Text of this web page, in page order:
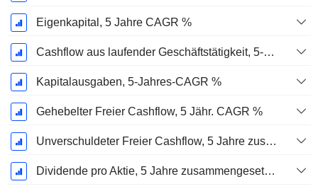
Eigenkapital, 5 Jahre CAGR %
Cashflow aus laufender Geschäftstätigkeit, 5-Jahres-CAGR %
Kapitalausgaben, 5-Jahres-CAGR %
Gehebelter Freier Cashflow, 5 Jähr. CAGR %
Unverschuldeter Freier Cashflow, 5 Jahre zusammengesetzte jährliche Wachstumsrate %
Dividende pro Aktie, 5 Jahre zusammengesetzte jährliche Wachstumsrate %